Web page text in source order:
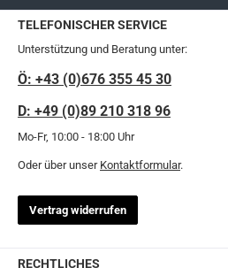
TELEFONISCHER SERVICE
Unterstützung und Beratung unter:
Ö: +43 (0)676 355 45 30
D: +49 (0)89 210 318 96
Mo-Fr, 10:00 - 18:00 Uhr
Oder über unser Kontaktformular.
Vertrag widerrufen
RECHTLICHES